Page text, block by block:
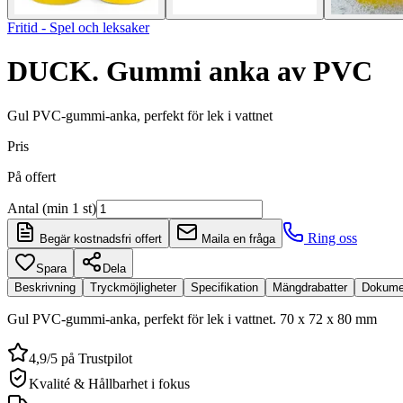
Fritid - Spel och leksaker
DUCK. Gummi anka av PVC
Gul PVC-gummi-anka, perfekt för lek i vattnet
Pris
På offert
Antal (min 1 st)
Begär kostnadsfri offert Maila en fråga Ring oss
Spara
Dela
Beskrivning
Tryckmöjligheter Specifikation Mängdrabatter
Gul PVC-gummi-anka, perfekt för lek i vattnet. 70 x 72 x 80 mm
4,9/5 på Trustpilot
Kvalité & Hållbarhet i fokus